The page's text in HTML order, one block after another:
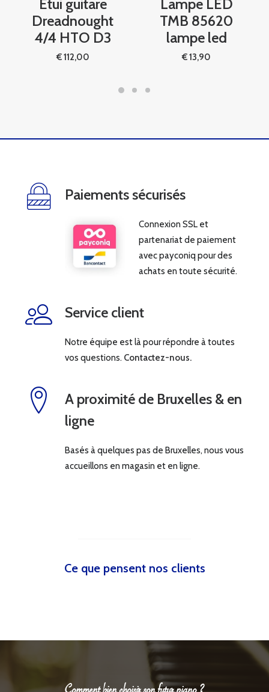
Etui guitare
Dreadnought
4/4 HTO D3
€112,00
Lampe LED
TMB 85620
lampe led
€13,90
Paiements sécurisés
Connexion SSL et
partenariat de paiement
avec payconiq pour des
achats en toute sécurité.
Service client
Notre équipe est là pour répondre à toutes
vos questions. Contactez-nous.
A proximité de Bruxelles & en
ligne
Basés à quelques pas de Bruxelles, nous vous
accueillons en magasin et en ligne.
Ce que pensent nos clients